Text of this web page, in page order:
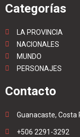
Categorías
LA PROVINCIA
NACIONALES
MUNDO
PERSONAJES
Contacto
Guanacaste, Costa
+506 2291-3292